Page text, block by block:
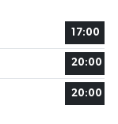
17:00
20:00
20:00